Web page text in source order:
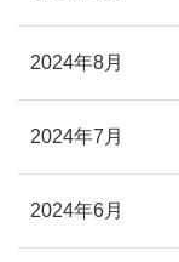
2024年8月
2024年7月
2024年6月